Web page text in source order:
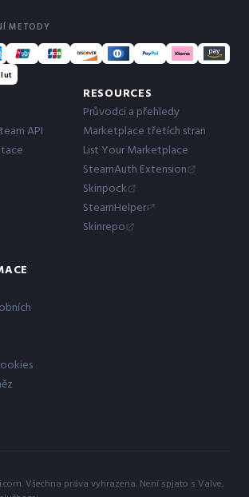
METODY
API
RESOURCES
Průvodci a přehledy
Marketplace třetích stran
List Your Marketplace
SteamAuth Extension
Skinpock
SteamHelper
Skinrepo
Všechna práva vyhrazena. Není spjato s Valve,